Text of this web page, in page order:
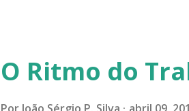
tocando os círculos
O Ritmo do